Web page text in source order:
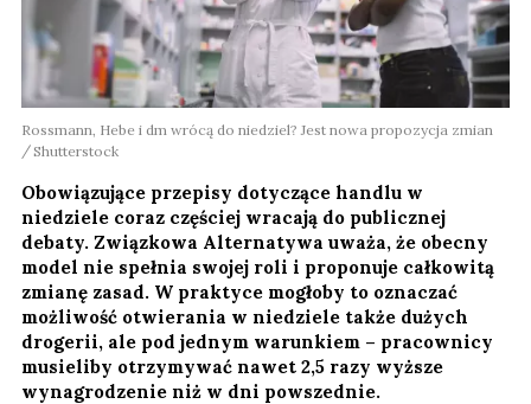
Rossmann, Hebe i dm wrócą do niedziel? Jest nowa propozycja zmian
Shutterstock
Obowiązujące przepisy dotyczące handlu w
niedziele coraz częściej wracają do publicznej
debaty. Związkowa Alternatywa uważa, że obecny
model nie spełnia swojej roli i proponuje całkowitą
zmianę zasad. W praktyce mogłoby to oznaczać
możliwość otwierania w niedziele także dużych
drogerii, ale pod jednym warunkiem – pracownicy
musieliby otrzymywać nawet 2,5 razy wyższe
wynagrodzenie niż w dni powszednie.